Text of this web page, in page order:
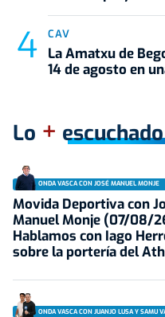
CAV
La Amatxu de
14 de agosto en
Lo + escuchado
ONDA VASCA CON JOSÉ MANUEL MONJE
Movida Deportiva con
Manuel Monje (07/08/
Hablamos con Iago
sobre la portería del
ONDA VASCA CON JUANJO LUSA Y SAMU